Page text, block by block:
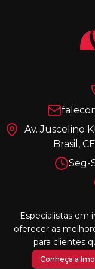
Av. Juscelino
Brasil,
Seg-
Especialistas em
oferecer as
para clientes
Conheça a